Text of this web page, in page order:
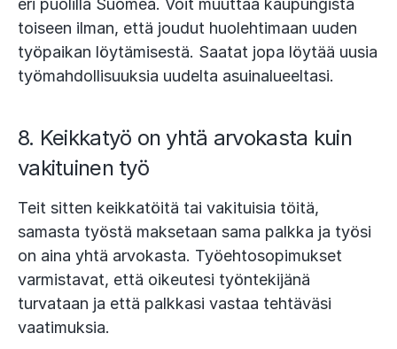
eri puolilla Suomea. Voit muuttaa kaupungista
toiseen ilman, että joudut huolehtimaan uuden
työpaikan löytämisestä. Saatat jopa löytää uusia
työmahdollisuuksia uudelta asuinalueeltasi.
8. Keikkatyö on yhtä arvokasta kuin
vakituinen työ
Teit sitten keikkatöitä tai vakituisia töitä,
samasta työstä maksetaan sama palkka ja työsi
on aina yhtä arvokasta. Työehtosopimukset
varmistavat, että oikeutesi työntekijänä
turvataan ja että palkkasi vastaa tehtäväsi
vaatimuksia.